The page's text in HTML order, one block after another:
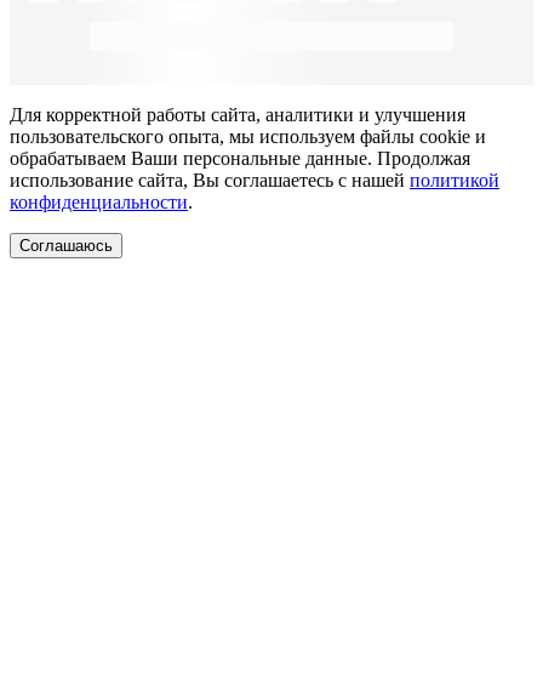
Для корректной работы сайта, аналитики и улучшения
пользовательского опыта, мы используем файлы cookie и
обрабатываем Ваши персональные данные. Продолжая
использование сайта, Вы соглашаетесь с нашей политикой
конфиденциальности.
Соглашаюсь